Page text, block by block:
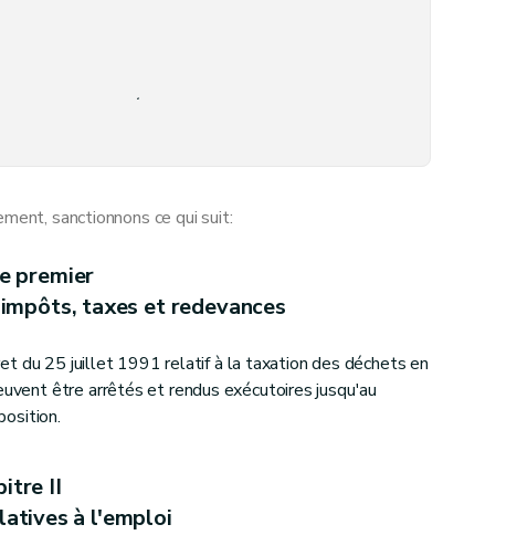
travaux subsidiés
sociale
sanctionnons ce qui suit:
premier
taxes et redevances
du 25 juillet 1991 relatif à la taxation des déchets en
être arrêtés et rendus exécutoires jusqu'au
II
à l'emploi